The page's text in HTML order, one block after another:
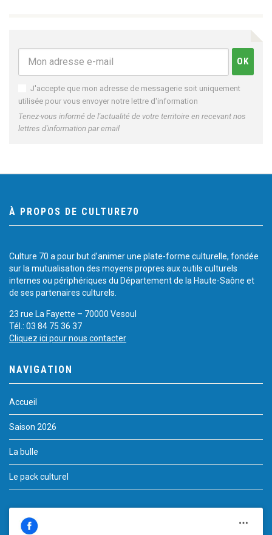
J'accepte que mon adresse de messagerie soit uniquement
utilisée pour vous envoyer notre lettre d'information
Tenez-vous informé de l'actualité de votre territoire en recevant nos
lettres d'information par email
À PROPOS DE CULTURE70
Culture 70 a pour but d’animer une plate-forme culturelle, fondée
sur la mutualisation des moyens propres aux outils culturels
internes ou périphériques du Département de la Haute-Saône et
de ses partenaires culturels.
23 rue La Fayette – 70000 Vesoul
Tél.: 03 84 75 36 37
Cliquez ici pour nous contacter
NAVIGATION
Accueil
Saison 2026
La bulle
Le pack culturel